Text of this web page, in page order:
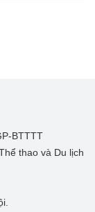
BTTTT
thao và Du lịch